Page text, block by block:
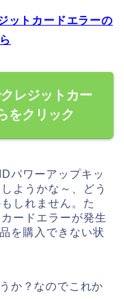
ットカードエラーの
レジットカー
をクリック
パワーアップキッ
ようかな～、どう
しれません。た
ードエラーが発生
を購入できない状
か？なのでこれか